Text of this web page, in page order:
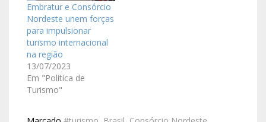
Embratur e Consórcio
Nordeste unem forças
para impulsionar
turismo internacional
na região
13/07/2023
Em "Política de
Turismo"